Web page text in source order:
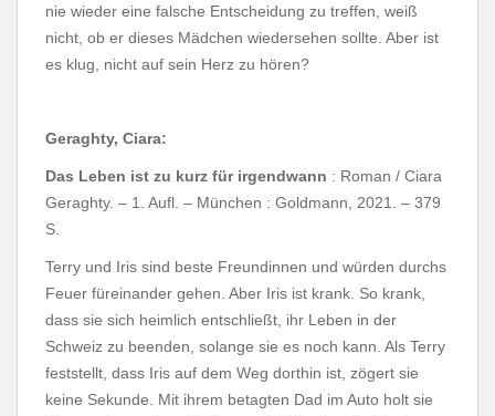
nie wieder eine falsche Entscheidung zu treffen, weiß
nicht, ob er dieses Mädchen wiedersehen sollte. Aber ist
es klug, nicht auf sein Herz zu hören?
Geraghty, Ciara:
Das Leben ist zu kurz für irgendwann : Roman / Ciara
Geraghty. – 1. Aufl. – München : Goldmann, 2021. – 379
S.
Terry und Iris sind beste Freundinnen und würden durchs
Feuer füreinander gehen. Aber Iris ist krank. So krank,
dass sie sich heimlich entschließt, ihr Leben in der
Schweiz zu beenden, solange sie es noch kann. Als Terry
feststellt, dass Iris auf dem Weg dorthin ist, zögert sie
keine Sekunde. Mit ihrem betagten Dad im Auto holt sie